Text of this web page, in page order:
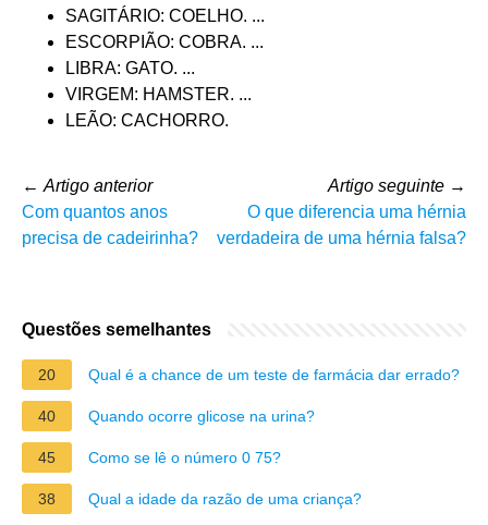
SAGITÁRIO: COELHO. ...
ESCORPIÃO: COBRA. ...
LIBRA: GATO. ...
VIRGEM: HAMSTER. ...
LEÃO: CACHORRO.
← Artigo anterior
Com quantos anos
precisa de cadeirinha?
Artigo seguinte →
O que diferencia uma hérnia
verdadeira de uma hérnia falsa?
Questões semelhantes
20 Qual é a chance de um teste de farmácia dar errado?
40 Quando ocorre glicose na urina?
45 Como se lê o número 0 75?
38 Qual a idade da razão de uma criança?